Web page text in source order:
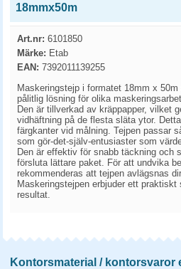
18mmx50m
Art.nr: 6101850
Märke: Etab
EAN: 7392011139255
Maskeringstejp i formatet 18mm x
pålitlig lösning för olika
Den är tillverkad av kräppapper, vilket
vidhäftning på de flesta släta ytor.
färgkanter vid målning. Tejpen passar
som gör-det-själv-entusiaster som
Den är effektiv för snabb täckning och
försluta lättare paket. För att undvika
rekommenderas att tejpen avlägsnas
Maskeringstejpen erbjuder ett
resultat.
Kontorsmaterial / kontorsvaror